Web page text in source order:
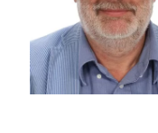
Jeugd &
Sport
De resultaten
kiezen van een